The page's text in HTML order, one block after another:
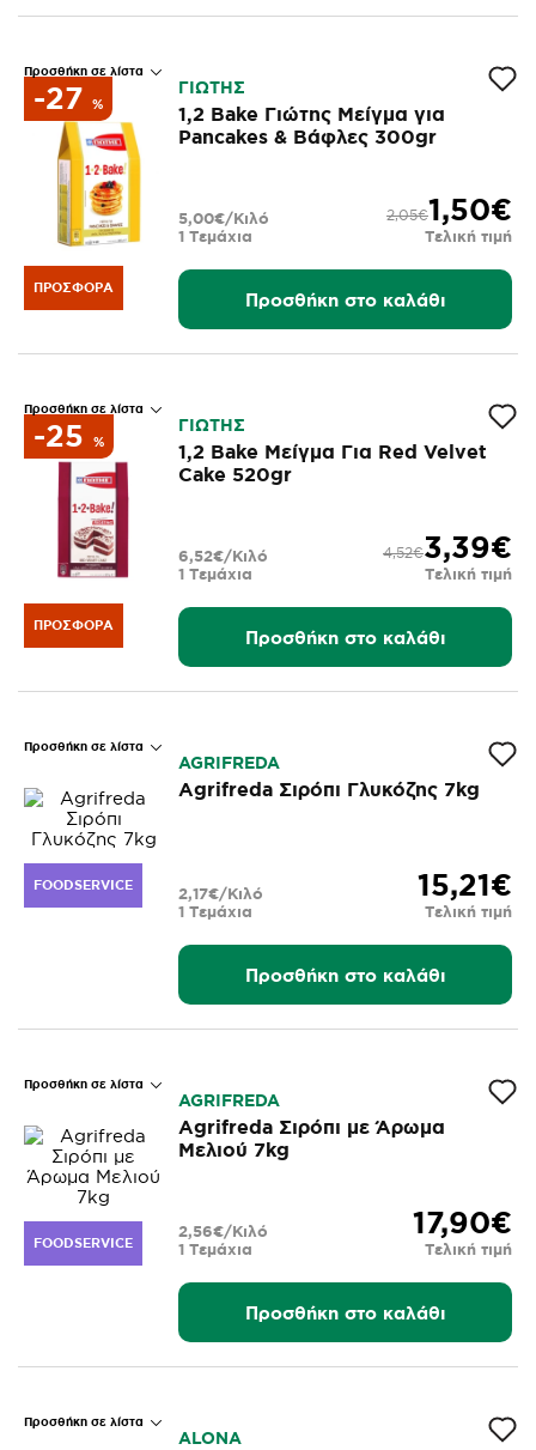
Προσθήκη σε λίστα
ΠΡΟΣΦΟΡΆ
-27 %
ΓΙΩΤΗΣ
1,2 Bake Γιώτης Μείγμα για
Pancakes & Βάφλες 300gr
1,50€
2,05€
Τελική τιμή
1 Τεμάχια
5,00€/Κιλό
Προσθήκη στο καλάθι
Προσθήκη σε λίστα
ΠΡΟΣΦΟΡΆ
-25 %
ΓΙΩΤΗΣ
1,2 Bake Μείγμα Για Red Velvet
Cake 520gr
3,39€
4,52€
Τελική τιμή
1 Τεμάχια
6,52€/Κιλό
Προσθήκη στο καλάθι
Προσθήκη σε λίστα
FOODSERVICE
AGRIFREDA
Agrifreda Σιρόπι Γλυκόζης 7kg
15,21€
Τελική τιμή
1 Τεμάχια
2,17€/Κιλό
Προσθήκη στο καλάθι
Προσθήκη σε λίστα
FOODSERVICE
AGRIFREDA
Agrifreda Σιρόπι με Άρωμα
Μελιού 7kg
17,90€
Τελική τιμή
1 Τεμάχια
2,56€/Κιλό
Προσθήκη στο καλάθι
Προσθήκη σε λίστα
ALONA